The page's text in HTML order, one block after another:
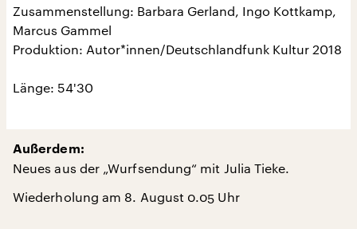
Zusammenstellung: Barbara Gerland, Ingo Kottkamp,
Marcus Gammel
Produktion: Autor*innen/Deutschlandfunk Kultur 2018
Länge: 54'30
Außerdem:
Neues aus der „Wurfsendung“ mit Julia Tieke.
Wiederholung am 8. August 0.05 Uhr